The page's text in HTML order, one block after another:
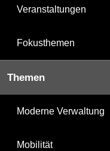
Veranstaltungen
Fokusthemen
Themen
Moderne Verwaltung
Mobilität